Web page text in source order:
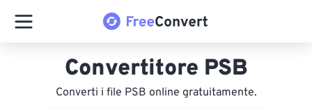
Convertitore PSB
Converti i file PSB online gratuitamente.